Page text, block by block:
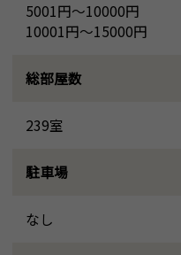
5001円～10000円
10001円～15000円
総部屋数
239室
駐車場
なし